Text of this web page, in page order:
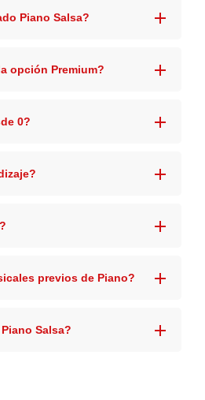
Piano Salsa?
opción Premium?
0?
previos de Piano?
Salsa?